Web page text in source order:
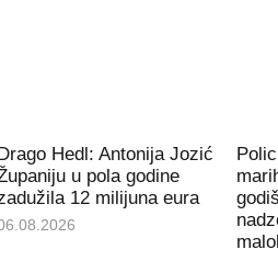
Hedl: Antonija Jozić
u pola godine
12 milijuna eura